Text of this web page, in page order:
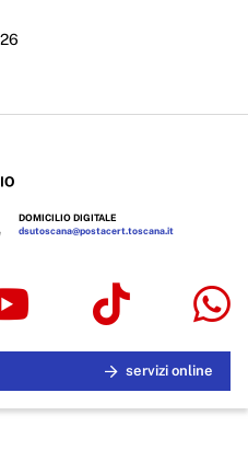
del territorio
DOMICILIO DIGITALE
dsutoscana@postacert.toscana.it
servizi online